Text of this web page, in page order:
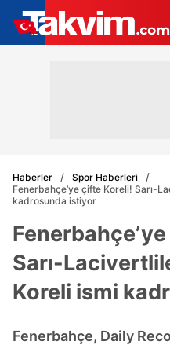
Haberler
Spor Haberleri
Fenerbahçe’ye çifte Koreli! Sarı-
kadrosunda istiyor
Sarı-
Koreli ismi
Fenerbahçe, Daily